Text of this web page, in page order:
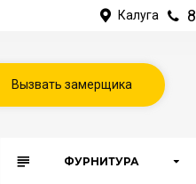
Калуга
Вызвать замерщика
ФУРНИТУРА